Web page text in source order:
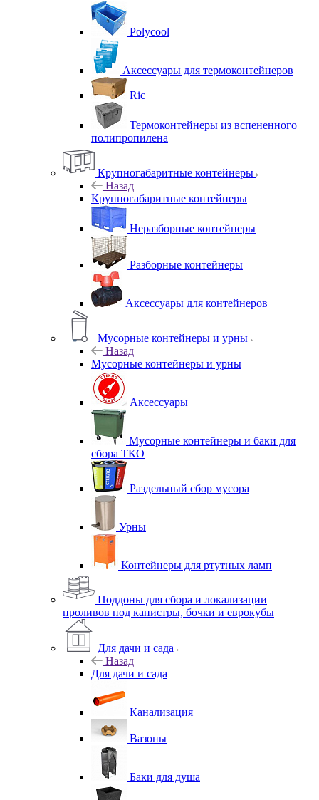
Polycool
Аксессуары для термоконтейнеров
Ric
Термоконтейнеры из вспененного
полипропилена
Крупногабаритные контейнеры
Назад
Крупногабаритные контейнеры
Неразборные контейнеры
Разборные контейнеры
Аксессуары для контейнеров
Мусорные контейнеры и урны
Назад
Мусорные контейнеры и урны
Аксессуары
Мусорные контейнеры и баки для
сбора ТКО
Раздельный сбор мусора
Урны
Контейнеры для ртутных ламп
Поддоны для сбора и локализации
проливов под канистры, бочки и еврокубы
Для дачи и сада
Назад
Для дачи и сада
Канализация
Вазоны
Баки для душа